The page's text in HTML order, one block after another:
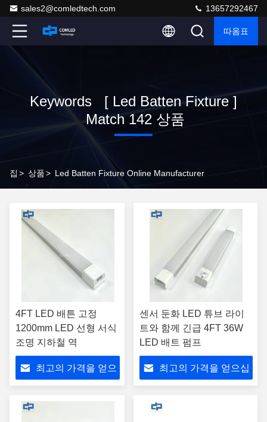
sales2@comledtech.com 13657292467
따옴표
Keywords [ Led Batten Fixture ]
Match 142 상품
집 > 상품> Led Batten Fixture Online Manufacturer
4FT LED 배튼 고정
1200mm LED 선형 서식
조명 지하철 역
최고의 가격을 얻으
센서 둔화 LED 튜브 라이
트와 함께 긴급 4FT 36W
LED 배트 펌프
최고의 가격을 얻으십